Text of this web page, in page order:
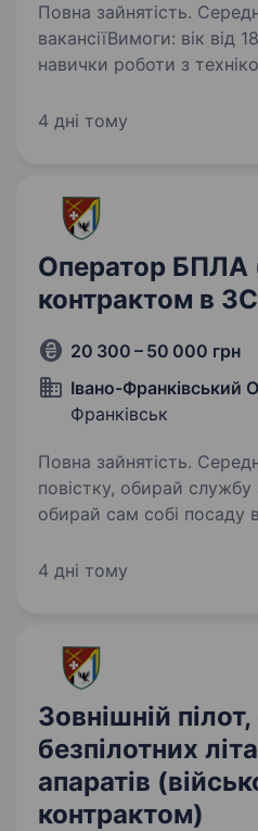
Повна зайнятість. Середня
вакансіїВимоги: вік від 18 до 55 років базові
навички роботи з
ремонт техніки) уважність, швидка реакція,
4 дні тому
Оператор БПЛА
контрактом в
20 300 – 50 000 грн
Івано-Франківський
Франківськ
Повна зайнятість. Середня
повістку, обирай
обирай сам собі посаду
громадян на військову
4 дні тому
Зовнішній
безпілотних
апаратів
контрактом)